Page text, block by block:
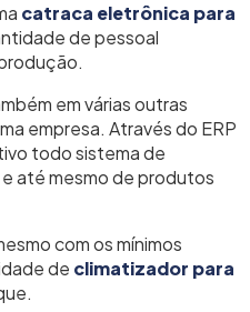
catraca eletrônica para
de pessoal
em várias outras
empresa. Através do ERP
todo sistema de
até mesmo de produtos
com os mínimos
de climatizador para